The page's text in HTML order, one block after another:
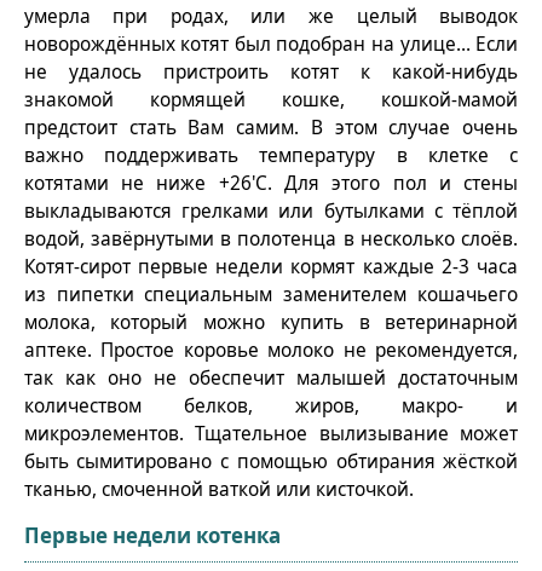
умерла при родах, или же целый выводок
новорождённых котят был подобран на улице… Если
не удалось пристроить котят к какой-нибудь
знакомой кормящей кошке, кошкой-мамой
предстоит стать Вам самим. В этом случае очень
важно поддерживать температуру в клетке с
котятами не ниже +26'С. Для этого пол и стены
выкладываются грелками или бутылками с тёплой
водой, завёрнутыми в полотенца в несколько слоёв.
Котят-сирот первые недели кормят каждые 2-3 часа
из пипетки специальным заменителем кошачьего
молока, который можно купить в ветеринарной
аптеке. Простое коровье молоко не рекомендуется,
так как оно не обеспечит малышей достаточным
количеством белков, жиров, макро- и
микроэлементов. Тщательное вылизывание может
быть сымитировано с помощью обтирания жёсткой
тканью, смоченной ваткой или кисточкой.
Первые недели котенка